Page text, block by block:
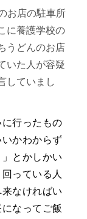
お店の駐車所
に養護学校の
うどんのお店
いた人が容疑
していまし
行ったもの
かわからず
とかしかい
っている人
なければい
なってご飯